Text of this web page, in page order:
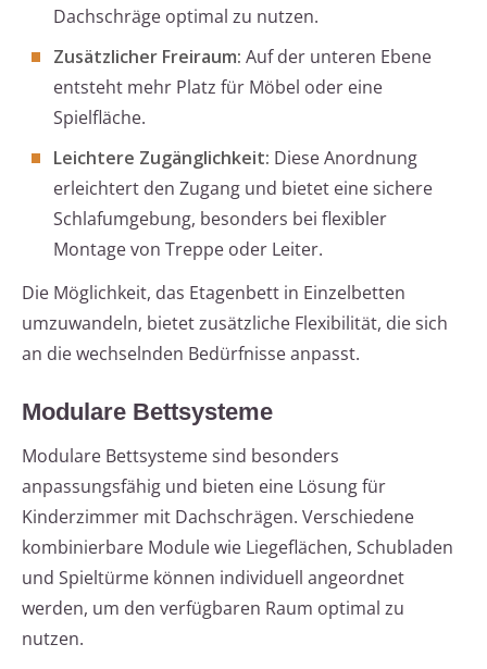
Dachschräge optimal zu nutzen.
Zusätzlicher Freiraum: Auf der unteren Ebene
entsteht mehr Platz für Möbel oder eine
Spielfläche.
Leichtere Zugänglichkeit: Diese Anordnung
erleichtert den Zugang und bietet eine sichere
Schlafumgebung, besonders bei flexibler
Montage von Treppe oder Leiter.
Die Möglichkeit, das Etagenbett in Einzelbetten
umzuwandeln, bietet zusätzliche Flexibilität, die sich
an die wechselnden Bedürfnisse anpasst.
Modulare Bettsysteme
Modulare Bettsysteme sind besonders
anpassungsfähig und bieten eine Lösung für
Kinderzimmer mit Dachschrägen. Verschiedene
kombinierbare Module wie Liegeflächen, Schubladen
und Spieltürme können individuell angeordnet
werden, um den verfügbaren Raum optimal zu
nutzen.